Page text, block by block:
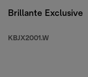
Brillante Exclusive
KBJX2001.W